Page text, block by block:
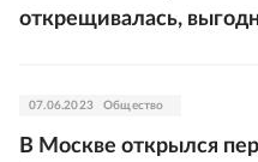
открещивалась,
07.06.2023 Общество
В Москве открылся